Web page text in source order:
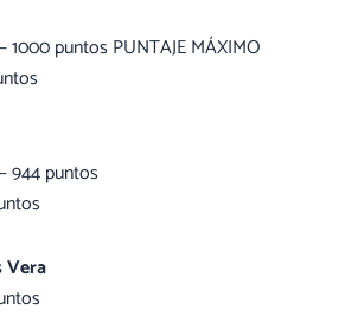
puntos PUNTAJE MÁXIMO
944 puntos
Vera